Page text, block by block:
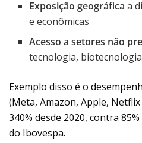
Exposição geográfica a
e econômicas
Acesso a setores não
tecnologia,
Exemplo disso é o
(Meta, Amazon, Apple,
340% desde 2020, contra
do Ibovespa.